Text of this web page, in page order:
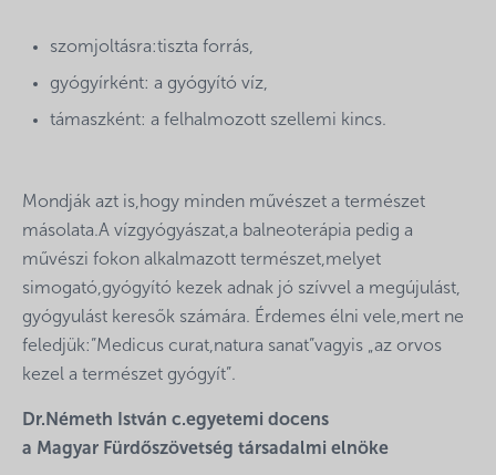
szomjoltásra:tiszta forrás,
gyógyírként: a gyógyító víz,
támaszként: a felhalmozott szellemi kincs.
Mondják azt is,hogy minden művészet a természet
másolata.A vízgyógyászat,a balneoterápia pedig a
művészi fokon alkalmazott természet,melyet
simogató,gyógyító kezek adnak jó szívvel a megújulást,
gyógyulást keresők számára. Érdemes élni vele,mert ne
feledjük:”Medicus curat,natura sanat”vagyis „az orvos
kezel a természet gyógyít”.
Dr.Németh István c.egyetemi docens
a Magyar Fürdőszövetség társadalmi elnöke